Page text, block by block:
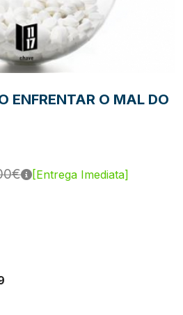
ENFRENTAR O MAL DO
[Entrega Imediata]